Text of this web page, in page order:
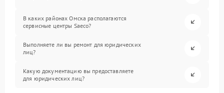
В каких районах Омска располагаются
сервисные центры Saeco?
Выполняете ли вы ремонт для юридических
лиц?
Какую документацию вы предоставляете
для юридических лиц?